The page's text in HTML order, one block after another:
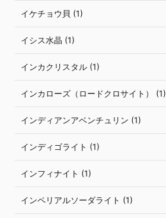
イケチョウ貝 (1)
イシス水晶 (1)
インカクリスタル (1)
インカローズ（ロードクロサイト） (1)
インディアンアベンチュリン (1)
インディゴライト (1)
インフィナイト (1)
インペリアルソーダライト (1)